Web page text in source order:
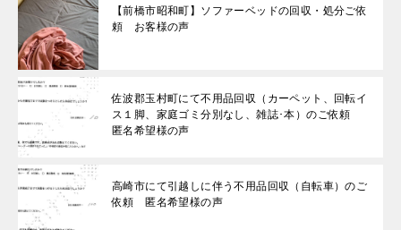
【前橋市昭和町】ソファーベッドの回収・処分ご依
頼 お客様の声
佐波郡玉村町にて不用品回収（カーペット、回転イ
ス１脚、家庭ゴミ分別なし、雑誌･本）のご依頼
匿名希望様の声
高崎市にて引越しに伴う不用品回収（自転車）のご
依頼 匿名希望様の声